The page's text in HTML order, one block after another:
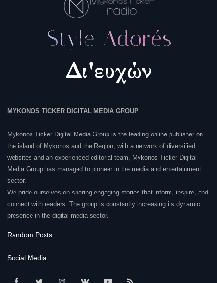
MYKONOS TICKER DIGITAL MEDIA GROUP
Mykonos Ticker Digital Media Group is the leading online publisher on
the island of Mykonos and the Region, with a network of diversified
websites and an experienced editorial team, Mykonos Ticker Digital
Media Group has managed to pioneer in the media and entertainment
sector.
We pride ourselves on sharing engaging stories that inform, inspire, and
connect with readers. The group is constantly increasing its dynamic
presence in the digital media sector.
Random Posts
Social Media